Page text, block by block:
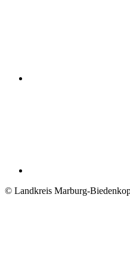
© Landkreis Marburg-